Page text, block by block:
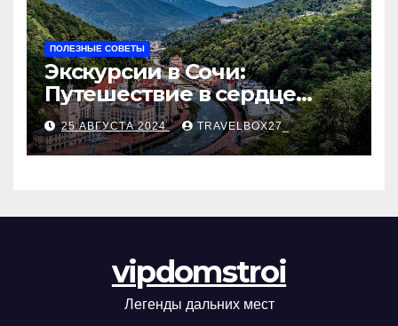
ПОЛЕЗНЫЕ СОВЕТЫ
Экскурсии в Сочи:
Путешествие в сердце
Черноморского курорта
25 АВГУСТА 2024 TRAVELBOX27_
vipdomstroi
Легенды дальних мест